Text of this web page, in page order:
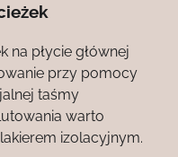
na płycie głównej
przy pomocy
taśmy
warto
izolacyjnym.